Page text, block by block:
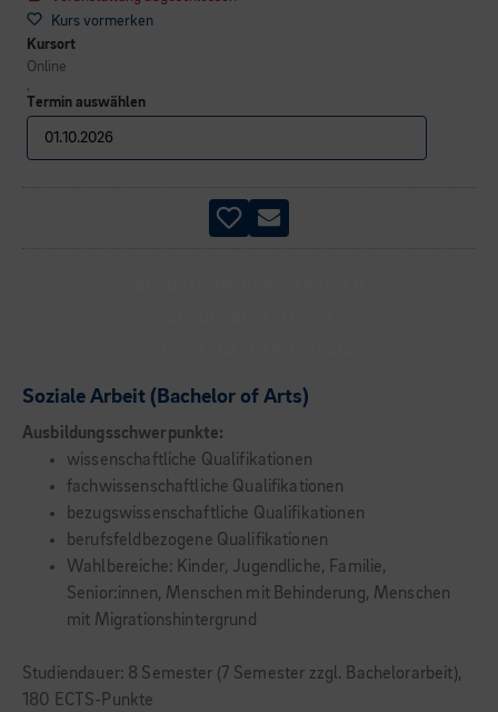
Kurs vormerken
Kursort
Online
,
Termin auswählen
Soziale Arbeit (Bachelor of Arts)
Ausbildungsschwerpunkte:
wissenschaftliche Qualifikationen
fachwissenschaftliche Qualifikationen
bezugswissenschaftliche Qualifikationen
berufsfeldbezogene Qualifikationen
Wahlbereiche: Kinder, Jugendliche, Familie,
Senior:innen, Menschen mit Behinderung, Menschen
mit Migrationshintergrund
Studiendauer: 8 Semester (7 Semester zzgl. Bachelorarbeit),
180 ECTS-Punkte